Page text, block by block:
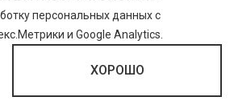
конфиденциальности
и продвижение вSaygona
персональных данных с
и Google Analytics.
ХОРОШО